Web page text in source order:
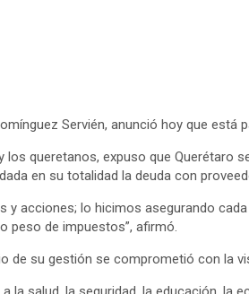
Servién, anunció hoy que
los queretanos, expuso que Querétaro
en su totalidad la deuda con
y acciones; lo hicimos asegurando
peso de impuestos”, afirmó.
de su gestión se comprometió con la